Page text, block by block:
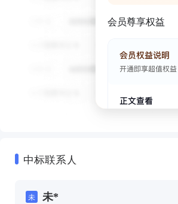
会员尊享权益
中标联系人
未 未*